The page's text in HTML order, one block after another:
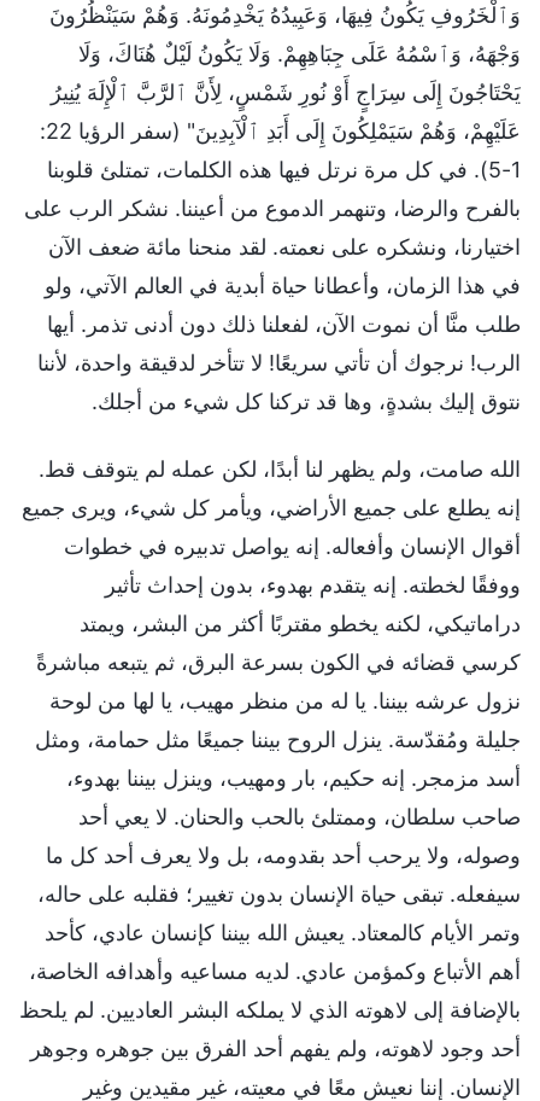
وَٱلْخَرُوفِ يَكُونُ فِيهَا، وَعَبِيدُهُ يَخْدِمُونَهُ. وَهُمْ سَيَنْظُرُونَ
وَجْهَهُ، وَٱسْمُهُ عَلَى جِبَاهِهِمْ. وَلَا يَكُونُ لَيْلٌ هُنَاكَ، وَلَا
يَحْتَاجُونَ إِلَى سِرَاجٍ أَوْ نُورِ شَمْسٍ، لِأَنَّ ٱلرَّبَّ ٱلْإِلَهَ يُنِيرُ
عَلَيْهِمْ، وَهُمْ سَيَمْلِكُونَ إِلَى أَبَدِ ٱلْآبِدِينَ" (سفر الرؤيا 22:
1-5). في كل مرة نرتل فيها هذه الكلمات، تمتلئ قلوبنا
بالفرح والرضا، وتنهمر الدموع من أعيننا. نشكر الرب على
اختيارنا، ونشكره على نعمته. لقد منحنا مائة ضعف الآن
في هذا الزمان، وأعطانا حياة أبدية في العالم الآتي، ولو
طلب منَّا أن نموت الآن، لفعلنا ذلك دون أدنى تذمر. أيها
الرب! نرجوك أن تأتي سريعًا! لا تتأخر لدقيقة واحدة، لأننا
نتوق إليك بشدةٍ، وها قد تركنا كل شيء من أجلك.
الله صامت، ولم يظهر لنا أبدًا، لكن عمله لم يتوقف قط.
إنه يطلع على جميع الأراضي، ويأمر كل شيء، ويرى جميع
أقوال الإنسان وأفعاله. إنه يواصل تدبيره في خطوات
ووفقًا لخطته. إنه يتقدم بهدوء، بدون إحداث تأثير
دراماتيكي، لكنه يخطو مقتربًا أكثر من البشر، ويمتد
كرسي قضائه في الكون بسرعة البرق، ثم يتبعه مباشرةً
نزول عرشه بيننا. يا له من منظر مهيب، يا لها من لوحة
جليلة ومُقدّسة. ينزل الروح بيننا جميعًا مثل حمامة، ومثل
أسد مزمجر. إنه حكيم، بار ومهيب، وينزل بيننا بهدوء،
صاحب سلطان، وممتلئ بالحب والحنان. لا يعي أحد
وصوله، ولا يرحب أحد بقدومه، بل ولا يعرف أحد كل ما
سيفعله. تبقى حياة الإنسان بدون تغيير؛ فقلبه على حاله،
وتمر الأيام كالمعتاد. يعيش الله بيننا كإنسان عادي، كأحد
أهم الأتباع وكمؤمن عادي. لديه مساعيه وأهدافه الخاصة،
بالإضافة إلى لاهوته الذي لا يملكه البشر العاديين. لم يلحظ
أحد وجود لاهوته، ولم يفهم أحد الفرق بين جوهره وجوهر
الإنسان. إننا نعيش معًا في معيته، غير مقيدين وغير